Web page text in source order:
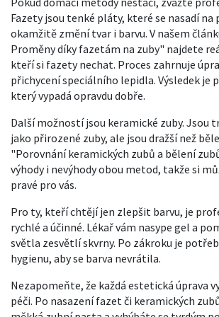
Fazety jsou tenké pláty, které se nasadí na
okamžitě změní tvar i barvu. V našem
Proměny díky fazetám na zuby" najdete
kteří si fazety nechat. Proces zahrnuje
přichycení speciálního lepidla. Výsledek je
který vypadá opravdu dobře.
Další možností jsou keramické zuby. Jsou
jako přirozené zuby, ale jsou dražší než
"Porovnání keramických zubů a bělení
výhody i nevýhody obou metod, takže si
pravé pro vás.
Pro ty, kteří chtějí jen zlepšit barvu, je
rychlé a účinné. Lékař vám nasype gel a
světla zesvětlí skvrny. Po zákroku je
hygienu, aby se barva nevrátila.
Nezapomeňte, že každá estetická úprava
péči. Po nasazení fazet či keramických